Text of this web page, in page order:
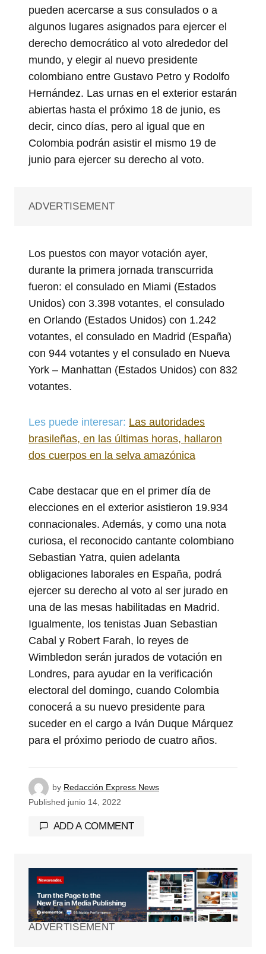
pueden acercarse a sus consulados o a
algunos lugares asignados para ejercer el
derecho democrático al voto alrededor del
mundo, y elegir al nuevo presidente
colombiano entre Gustavo Petro y Rodolfo
Hernández. Las urnas en el exterior estarán
abiertas hasta el próximo 18 de junio, es
decir, cinco días, pero al igual que en
Colombia podrán asistir el mismo 19 de
junio para ejercer su derecho al voto.
ADVERTISEMENT
Los puestos con mayor votación ayer,
durante la primera jornada transcurrida
fueron: el consulado en Miami (Estados
Unidos) con 3.398 votantes, el consulado
en Orlando (Estados Unidos) con 1.242
votantes, el consulado en Madrid (España)
con 944 votantes y el consulado en Nueva
York – Manhattan (Estados Unidos) con 832
votantes.
Les puede interesar: Las autoridades
brasileñas, en las últimas horas, hallaron
dos cuerpos en la selva amazónica
Cabe destacar que en el primer día de
elecciones en el exterior asistieron 19.934
connacionales. Además, y como una nota
curiosa, el reconocido cantante colombiano
Sebastian Yatra, quien adelanta
obligaciones laborales en España, podrá
ejercer su derecho al voto al ser jurado en
una de las mesas habilitadas en Madrid.
Igualmente, los tenistas Juan Sebastian
Cabal y Robert Farah, lo reyes de
Wimbledon serán jurados de votación en
Londres, para ayudar en la verificación
electoral del domingo, cuando Colombia
conocerá a su nuevo presidente para
suceder en el cargo a Iván Duque Márquez
para el próximo periodo de cuatro años.
by Redacción Express News
Published junio 14, 2022
ADD A COMMENT
Tu dirección de correo electrónico no será
Los campos obligatorios están
marcados con*
ADVERTISEMENT